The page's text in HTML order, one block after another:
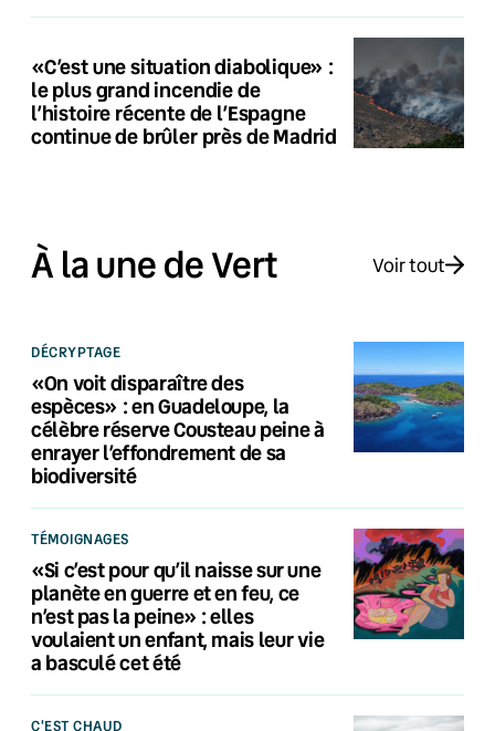
«C’est une situation diabolique» :
le plus grand incendie de
l’histoire récente de l’Espagne
continue de brûler près de Madrid
À la une de Vert Voir tout
DÉCRYPTAGE
«On voit disparaître des
espèces» : en Guadeloupe, la
célèbre réserve Cousteau peine à
enrayer l’effondrement de sa
biodiversité
TÉMOIGNAGES
«Si c’est pour qu’il naisse sur une
planète en guerre et en feu, ce
n’est pas la peine» : elles
voulaient un enfant, mais leur vie
a basculé cet été
C'EST CHAUD